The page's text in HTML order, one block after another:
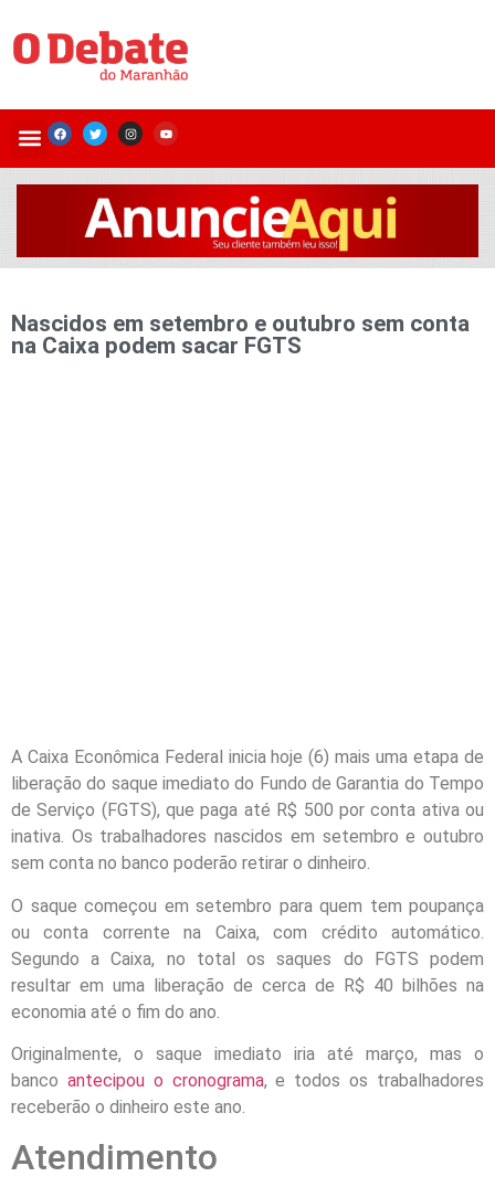
Nascidos em setembro e outubro sem conta
na Caixa podem sacar FGTS
A Caixa Econômica Federal inicia hoje (6) mais uma etapa de
liberação do saque imediato do Fundo de Garantia do Tempo
de Serviço (FGTS), que paga até R$ 500 por conta ativa ou
inativa. Os trabalhadores nascidos em setembro e outubro
sem conta no banco poderão retirar o dinheiro.
O saque começou em setembro para quem tem poupança
ou conta corrente na Caixa, com crédito automático.
Segundo a Caixa, no total os saques do FGTS podem
resultar em uma liberação de cerca de R$ 40 bilhões na
economia até o fim do ano.
Originalmente, o saque imediato iria até março, mas o
banco antecipou o cronograma, e todos os trabalhadores
receberão o dinheiro este ano.
Atendimento